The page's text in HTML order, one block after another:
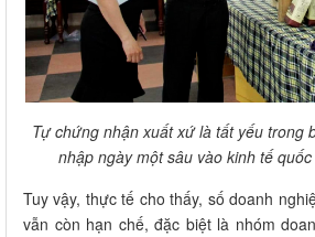
Tự chứng nhận xuất xứ là tất yếu trong
nhập ngày một sâu vào kinh tế
Tuy vậy, thực tế cho thấy, số doanh
vẫn còn hạn chế, đặc biệt là nhóm